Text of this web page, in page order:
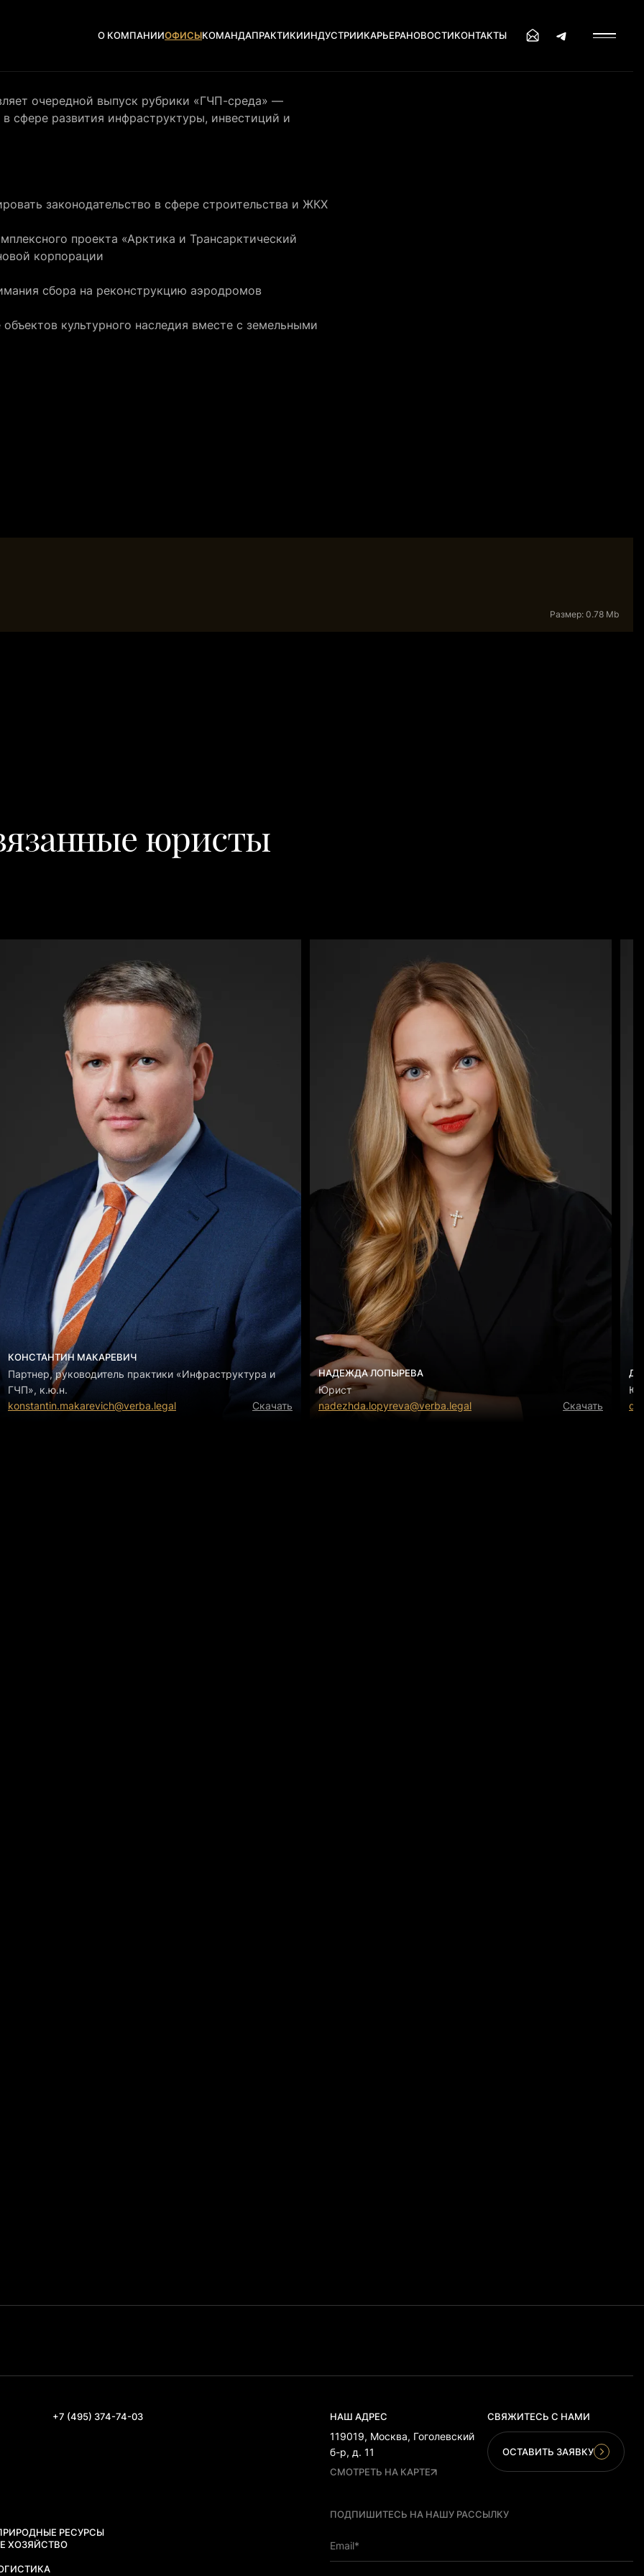
О КОМПАНИИОФИСЫКОМАНДАПРАКТИКИИНДУСТРИИКАРЬЕРАНОВОСТИКОНТАКТЫ
очередной выпуск рубрики «ГЧП-среда» —
сфере развития инфраструктуры, инвестиций и
законодательство в сфере строительства и ЖКХ
проекта «Арктика и Трансарктический
корпорации
сбора на реконструкцию аэродромов
культурного наследия вместе с земельными
Размер: 0.78 Mb
юристы
КОНСТАНТИН МАКАРЕВИЧ
Партнер, руководитель практики «Инфраструктура и
ГЧП», к.ю.н.
konstantin.makarevich@verba.legal
Скачать
НАДЕЖДА ЛОПЫРЕВА
Юрист
nadezhda.lopyreva@verba.legal
Скачать
+7 (495) 374-74-03 НАШ АДРЕС
119019, Москва, Гоголевский
б-р, д. 11
СМОТРЕТЬ НА КАРТЕ
СВЯЖИТЕСЬ С НАМИ
ОСТАВИТЬ ЗАЯВКУ
РЕСУРСЫ
ХОЗЯЙСТВО
ПОДПИШИТЕСЬ НА НАШУ РАССЫЛКУ
Email*